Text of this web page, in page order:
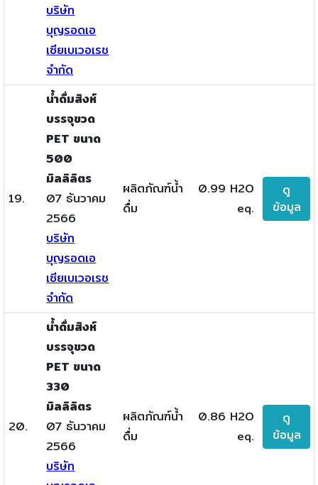
บริษัท
บุญรอดเอ
เซียเบเวอเรช
จำกัด
19.
น้ำดื่มสิงห์
บรรจุขวด
PET ขนาด
500
มิลลิลิตร
07 ธันวาคม
2566
บริษัท
บุญรอดเอ
เซียเบเวอเรช
จำกัด
ผลิตภัณฑ์น้ำ
ดื่ม
0.99 H2O
eq.
ดู
ข้อมูล
20.
น้ำดื่มสิงห์
บรรจุขวด
PET ขนาด
330
มิลลิลิตร
07 ธันวาคม
2566
บริษัท
ผลิตภัณฑ์น้ำ
ดื่ม
0.86 H2O
eq.
ดู
ข้อมูล